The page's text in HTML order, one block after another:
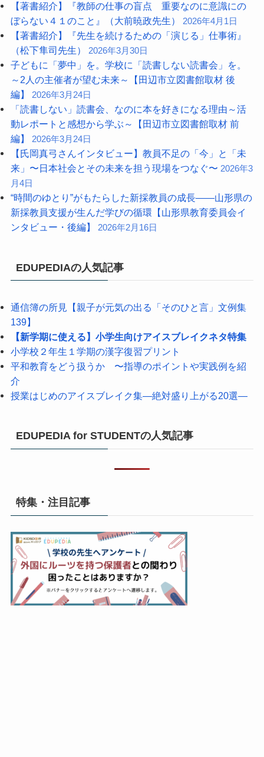
【著書紹介】『教師の仕事の盲点 重要なのに意識にの
ぼらない４１のこと』（大前暁政先生） 2026年4月1日
【著書紹介】『先生を続けるための「演じる」仕事術』
（松下隼司先生） 2026年3月30日
子どもに「夢中」を。学校に「読書しない読書会」を。
～2人の主催者が望む未来～【田辺市立図書館取材 後
編】 2026年3月24日
「読書しない」読書会、なのに本を好きになる理由～活
動レポートと感想から学ぶ～【田辺市立図書館取材 前
編】 2026年3月24日
【氏岡真弓さんインタビュー】教員不足の「今」と「未
来」〜日本社会とその未来を担う現場をつなぐ〜 2026年3
月4日
“時間のゆとり”がもたらした新採教員の成長――山形県の
新採教員支援が生んだ学びの循環【山形県教育委員会イ
ンタビュー・後編】 2026年2月16日
EDUPEDIAの人気記事
通信簿の所見【親子が元気の出る「そのひと言」文例集
139】
【新学期に使える】小学生向けアイスブレイクネタ特集
小学校２年生１学期の漢字復習プリント
平和教育をどう扱うか 〜指導のポイントや実践例を紹
介
授業はじめのアイスブレイク集―絶対盛り上がる20選―
EDUPEDIA for STUDENTの人気記事
特集・注目記事